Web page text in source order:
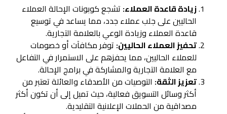
زيادة قاعدة العملاء:تشجع كوبونات الإحالة العملاء
الحاليين على جلب عملاء جدد، مما يساعد في توسيع
قاعدة العملاء وزيادة الوعي بالعلامة التجارية.
تحفيز العملاء الحاليين:توفر مكافآت أو خصومات
للعملاء الحاليين، مما يحفزهم على الاستمرار في التفاعل
مع العلامة التجارية والمشاركة في برامج الإحالة.
تعزيز الثقة:التوصيات من الأصدقاء والعائلة تعتبر من
أكثر وسائل التسويق فعالية، حيث تميل إلى أن تكون أكثر
مصداقية من الحملات الإعلانية التقليدية.